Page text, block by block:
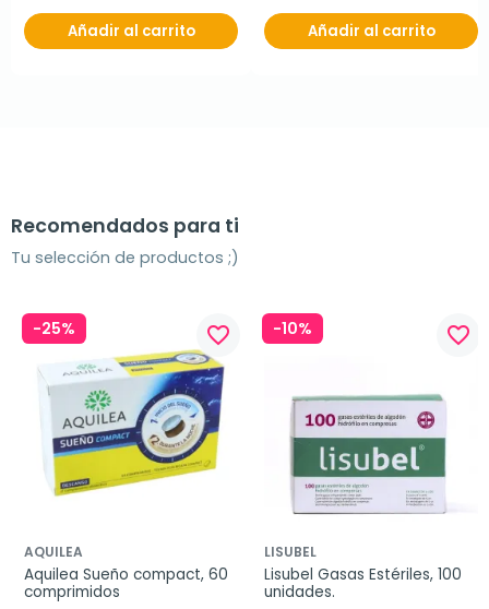
Añadir al carrito Añadir al carrito
Recomendados para ti
Tu selección de productos ;)
-25% favorite_border
AQUILEA
Aquilea Sueño compact, 60
comprimidos
-10% favorite_border
LISUBEL
Lisubel Gasas Estériles, 100
unidades.